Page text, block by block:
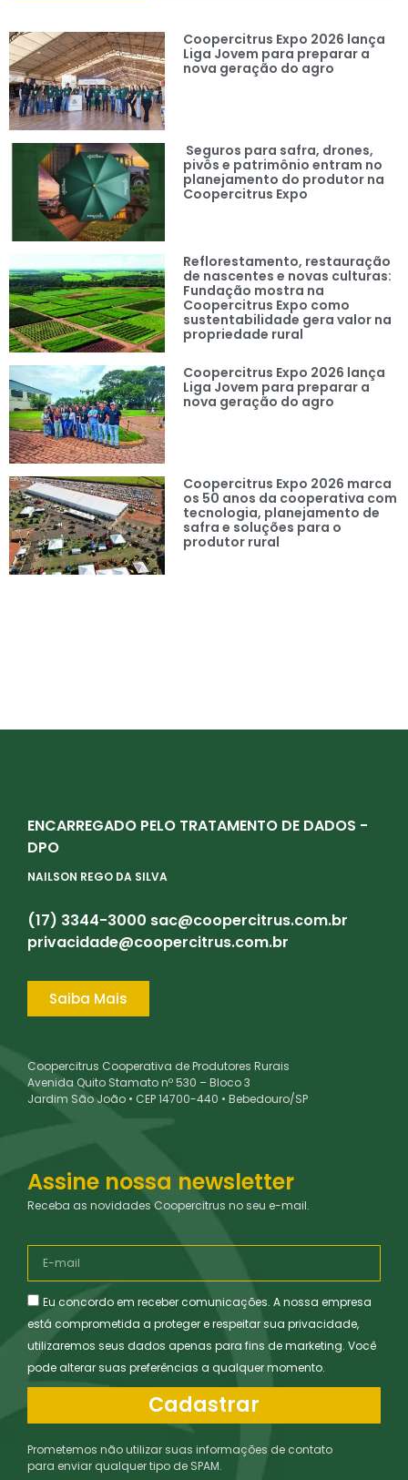
Coopercitrus Expo 2026 lança
Liga Jovem para preparar a
nova geração do agro
Seguros para safra, drones,
pivôs e patrimônio entram no
planejamento do produtor na
Coopercitrus Expo
Reflorestamento, restauração
de nascentes e novas culturas:
Fundação mostra na
Coopercitrus Expo como
sustentabilidade gera valor na
propriedade rural
Coopercitrus Expo 2026 lança
Liga Jovem para preparar a
nova geração do agro
Coopercitrus Expo 2026 marca
os 50 anos da cooperativa com
tecnologia, planejamento de
safra e soluções para o
produtor rural
ENCARREGADO PELO TRATAMENTO DE DADOS -
DPO
NAILSON REGO DA SILVA
(17) 3344-3000 sac@coopercitrus.com.br
privacidade@coopercitrus.com.br
Saiba Mais
Coopercitrus Cooperativa de Produtores Rurais
Avenida Quito Stamato nº 530 – Bloco 3
Jardim São João • CEP 14700-440 • Bebedouro/SP
Assine nossa newsletter
Receba as novidades Coopercitrus no seu e-mail.
Eu concordo em receber comunicações. A nossa empresa
está comprometida a proteger e respeitar sua privacidade,
utilizaremos seus dados apenas para fins de marketing. Você
pode alterar suas preferências a qualquer momento.
Cadastrar
Prometemos não utilizar suas informações de contato
para enviar qualquer tipo de SPAM.